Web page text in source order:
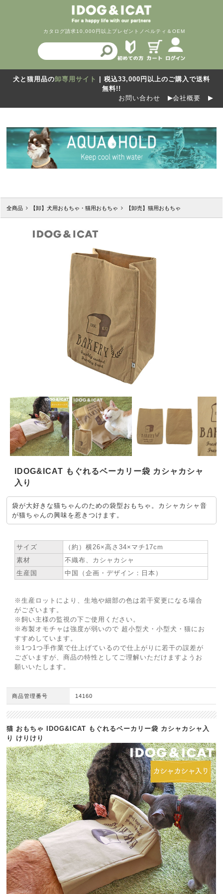
カタログ請求10,000円以上プレゼント ノベルティ＆OEM
犬と猫用品の卸専用サイト
| 税込33,000円以上のご購入で送料
無料!!
お問い合わせ
会社概要
全商品 【卸】犬用おもちゃ・猫用おもちゃ 【卸売】猫用おもちゃ
IDOG&ICAT もぐれるベーカリー袋 カシャカシャ
入り
袋が大好きな猫ちゃんのための袋型おもちゃ。カシャカシャ音
が猫ちゃんの興味を惹きつけます。
サイズ
（約）横26×高さ34×マチ17cm
素材
不織布、カシャカシャ
生産国
中国（企画・デザイン：日本）
※生産ロットにより、生地や細部の色は若干変更になる場合
がございます。
※飼い主様の監視の下ご使用ください。
※布製オモチャは強度が弱いので 超小型犬・小型犬・猫にお
すすめしています。
※1つ1つ手作業で仕上げているので仕上がりに若干の誤差が
ございますが、商品の特性としてご理解いただけますようお
願いいたします。
商品管理番号 14160
猫 おもちゃ IDOG&ICAT もぐれるベーカリー袋 カシャカシャ入
り けりけり